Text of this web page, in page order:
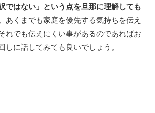
ではない」という点を旦那に理解しても
あくまでも家庭を優先する気持ちを伝え
れでも伝えにくい事があるのであればお
しに話してみても良いでしょう。